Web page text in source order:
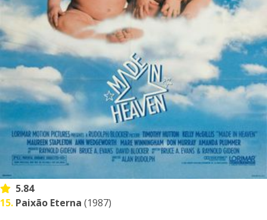
5.84
15. Paixão Eterna (1987)